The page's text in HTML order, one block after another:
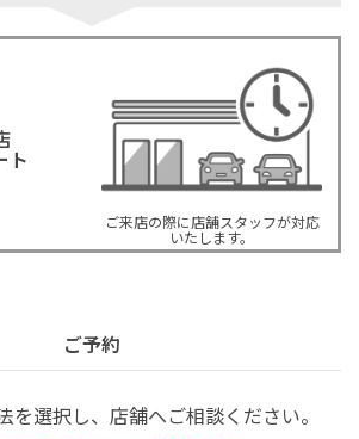
ト
ご来店の際に店舗スタッフが対応
いたします。
ご予約
を選択し、店舗へご相談ください。